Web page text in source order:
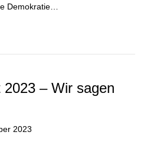
Demokratie…
– Wir sagen
2023